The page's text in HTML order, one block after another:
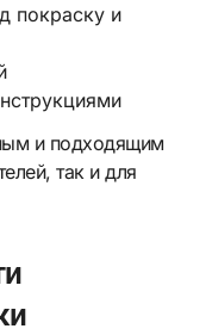
покраску и
и подходящим
так и для